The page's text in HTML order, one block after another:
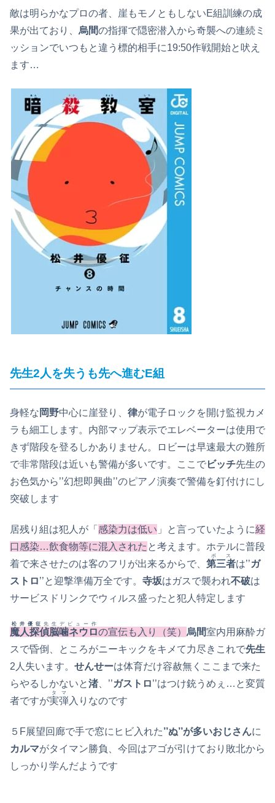
敵は明らかなプロの者、崖もモノともしないE組訓練の成
果が出ており、 烏間の指揮で隠密潜入から奇襲への連続ミ
ッションでいつもと違う標的相手に19:50作戦開始と吠え
ます…
先生2人を失うも先へ進むE組
身軽な 岡野中心に崖登り、 律が電子ロックを開け監視カメ
ラも細工します。内部マップ表示でエレベーターは使用で
きず階段を登るしかありません。ロビーは早速最大の難所
で非常階段は近いも警備が多いです。ここでビッチ先生の
お色気から’’幻想即興曲’’のピアノ演奏で警備を釘付けにし
突破します
居残り組は犯人が「 感染力は低い 」と言っていたように経
口感染…飲食物等に混入された と考えます。ホテルに普段
着で来させたのは客のフリが出来るからで、 第三者
ボス
は’’ガ
ストロ’’と迎撃準備万全です。 寺坂はガスで襲われ不破は
サービスドリンクでウィルス盛ったと犯人特定します
魔人探偵脳噛ネウロ
松井優征 先生デビュー作
の宣伝も入り（笑） 烏間室内用麻酔ガ
スで昏倒、ところがニーキックをキメて力尽きこれで先生
2人失います。 せんせーは体育だけ容赦無くここまで来た
らやるしかないと渚、’’ガストロ’’はつけ銃うめぇ…と変質
者ですが実弾
タマ
入りなのです
５F展望回廊で手で窓にヒビ入れた’’ぬ’’が多いおじさんに
カルマがタイマン勝負、今回はアゴが引けており敗北から
しっかり学んだようです